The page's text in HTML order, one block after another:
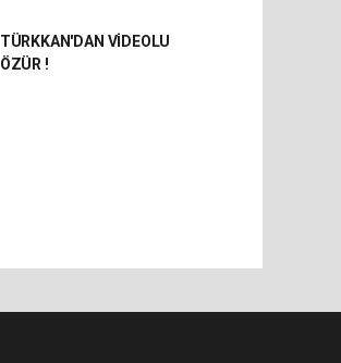
TÜRKKAN'DAN VİDEOLU
ÖZÜR !